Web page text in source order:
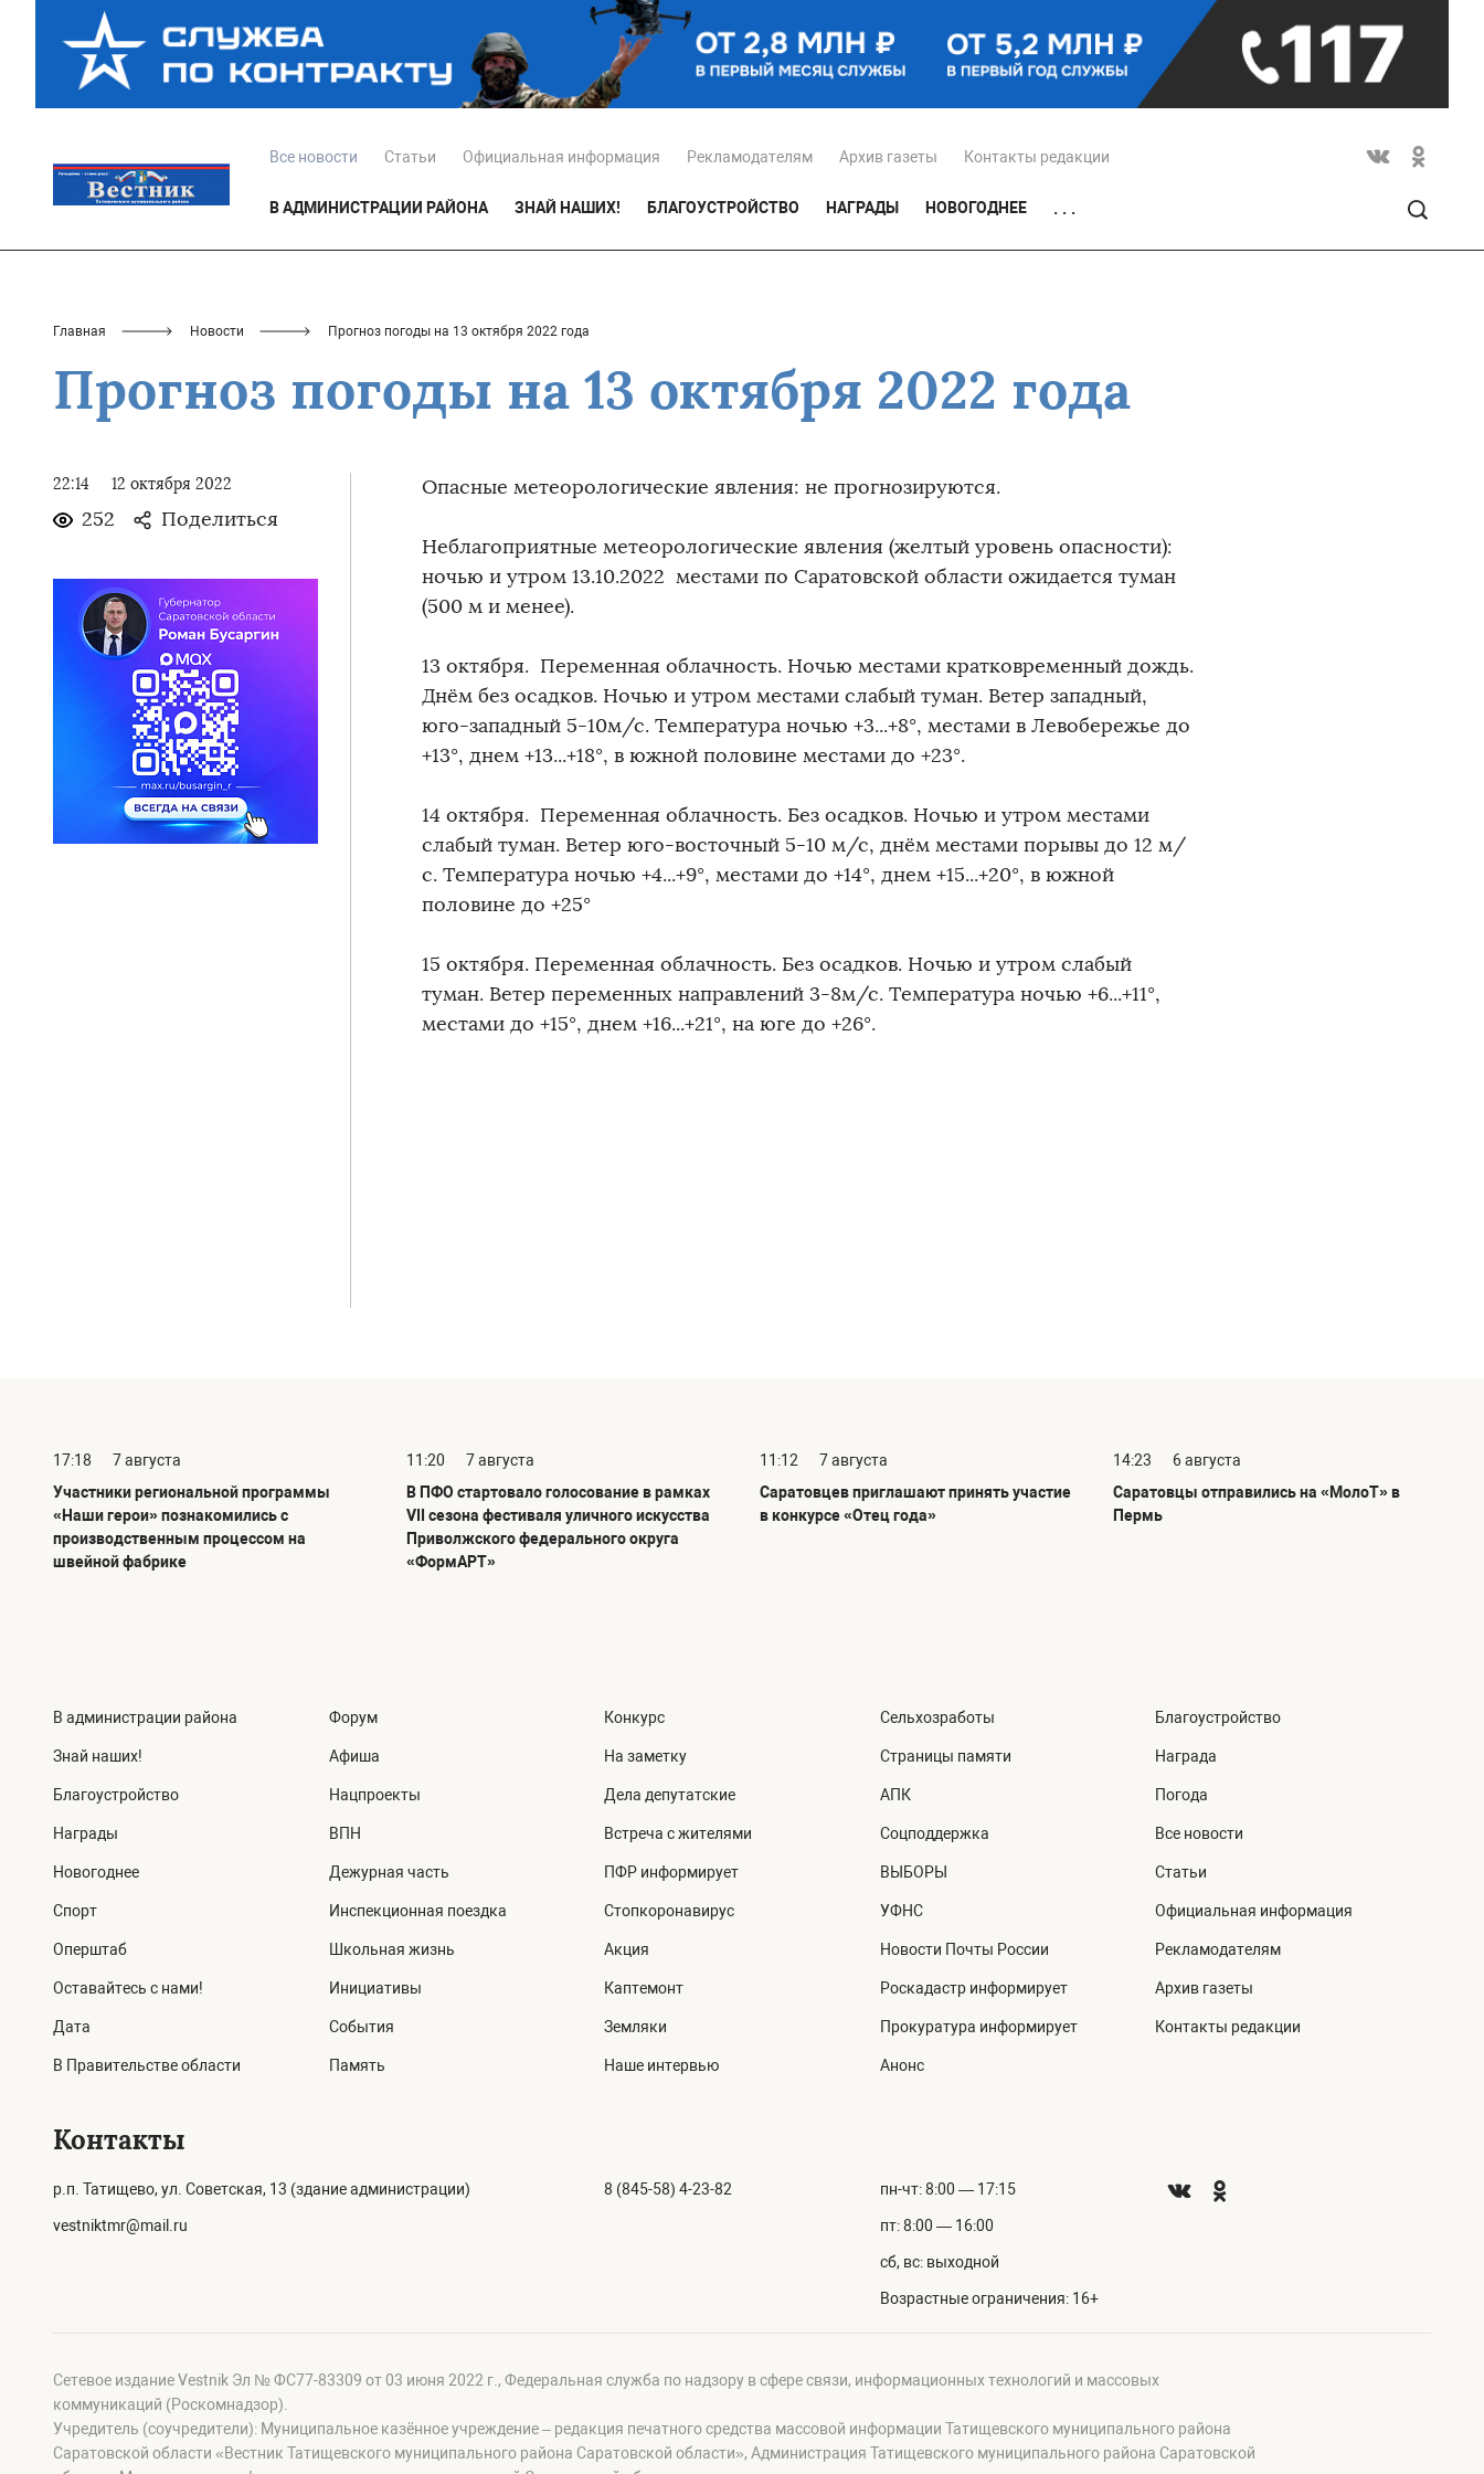
Все новости Статьи Официальная информация Рекламодателям Архив газеты Контакты редакции
В АДМИНИСТРАЦИИ РАЙОНА ЗНАЙ НАШИХ! БЛАГОУСТРОЙСТВО НАГРАДЫ НОВОГОДНЕЕ . . .
Главная Новости Прогноз погоды на 13 октября 2022 года
Прогноз погоды на 13 октября 2022 года
22:14 12 октября 2022
252 Поделиться
Опасные метеорологические явления: не прогнозируются.
Неблагоприятные метеорологические явления (желтый уровень опасности):
ночью и утром 13.10.2022 местами по Саратовской области ожидается туман
(500 м и менее).
13 октября. Переменная облачность. Ночью местами кратковременный дождь.
Днём без осадков. Ночью и утром местами слабый туман. Ветер западный,
юго-западный 5-10м/с. Температура ночью +3...+8°, местами в Левобережье до
+13°, днем +13...+18°, в южной половине местами до +23°.
14 октября. Переменная облачность. Без осадков. Ночью и утром местами
слабый туман. Ветер юго-восточный 5-10 м/с, днём местами порывы до 12 м/
с. Температура ночью +4...+9°, местами до +14°, днем +15...+20°, в южной
половине до +25°
15 октября. Переменная облачность. Без осадков. Ночью и утром слабый
туман. Ветер переменных направлений 3-8м/с. Температура ночью +6...+11°,
местами до +15°, днем +16...+21°, на юге до +26°.
17:18
7 августа
Участники региональной программы
«Наши герои» познакомились с
производственным процессом на
швейной фабрике
11:20
7 августа
В ПФО стартовало голосование в рамках
VII сезона фестиваля уличного искусства
Приволжского федерального округа
«ФормАРТ»
11:12
7 августа
Саратовцев приглашают принять участие
в конкурсе «Отец года»
14:23
6 августа
Саратовцы отправились на «МолоТ» в
Пермь
В администрации района
Знай наших!
Благоустройство
Награды
Новогоднее
Спорт
Оперштаб
Оставайтесь с нами!
Дата
В Правительстве области
Форум
Афиша
Нацпроекты
ВПН
Дежурная часть
Инспекционная поездка
Школьная жизнь
Инициативы
События
Память
Конкурс
На заметку
Дела депутатские
Встреча с жителями
ПФР информирует
Стопкоронавирус
Акция
Каптемонт
Земляки
Наше интервью
Сельхозработы
Страницы памяти
АПК
Соцподдержка
ВЫБОРЫ
УФНС
Новости Почты России
Роскадастр информирует
Прокуратура информирует
Анонс
Благоустройство
Награда
Погода
Все новости
Статьи
Официальная информация
Рекламодателям
Архив газеты
Контакты редакции
Контакты
р.п. Татищево, ул. Советская, 13 (здание администрации)
vestniktmr@mail.ru
8 (845-58) 4-23-82 пн-чт: 8:00 — 17:15
пт: 8:00 — 16:00
сб, вс: выходной
Возрастные ограничения: 16+
Сетевое издание Vestnik Эл № ФС77-83309 от 03 июня 2022 г., Федеральная служба по надзору в сфере связи, информационных технологий и массовых
коммуникаций (Роскомнадзор).
Учредитель (соучредители): Муниципальное казённое учреждение – редакция печатного средства массовой информации Татищевского муниципального района
Саратовской области «Вестник Татищевского муниципального района Саратовской области», Администрация Татищевского муниципального района Саратовской